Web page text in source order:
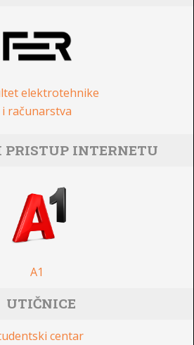
elektrotehnike
i računarstva
INTERNETU
A1
UTIČNICE
centar